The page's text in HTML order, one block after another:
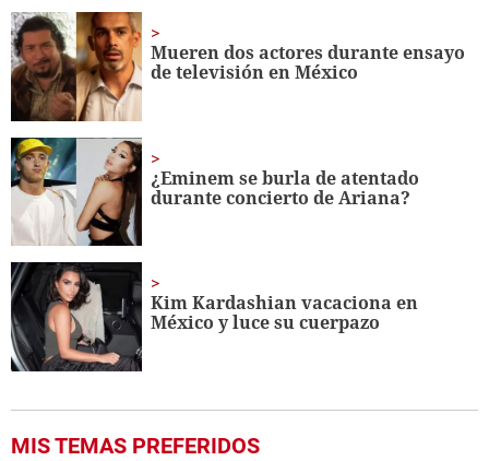
1
minute,
56
seconds
Mueren dos actores durante ensayo
de televisión en México
¿Eminem se burla de atentado
durante concierto de Ariana?
Kim Kardashian vacaciona en
México y luce su cuerpazo
MIS TEMAS PREFERIDOS